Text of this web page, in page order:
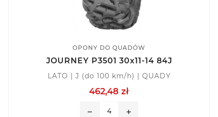
OPONY DO QUADÓW
JOURNEY P3501 30x11-14 84J
LATO | J (do 100 km/h) | QUADY
462,48 zł
remove add